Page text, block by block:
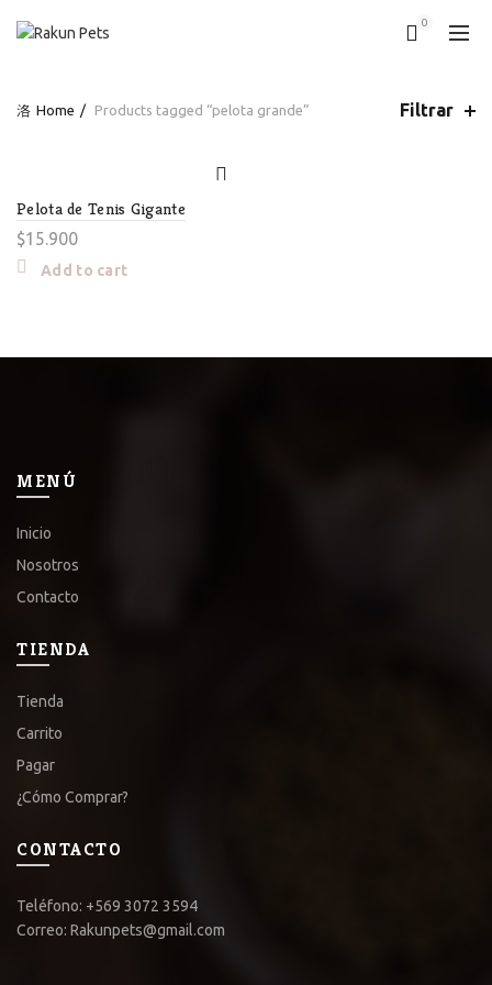
0
Home Products tagged “pelota grande” Filtrar
Pelota de Tenis Gigante
$15.900
Add to cart
MENÚ
Inicio
Nosotros
Contacto
TIENDA
Tienda
Carrito
Pagar
¿Cómo Comprar?
CONTACTO
Teléfono: +569 3072 3594
Correo: Rakunpets@gmail.com